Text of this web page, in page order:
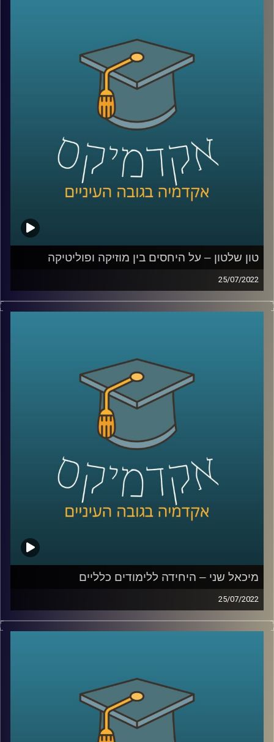
בפרק הזה התארח עו"ד דן חי, מומחה לדיני פרטיות, סייבר
ודיגיטל ומרצה הקורס פרטיות בעידן הדיגיטל לדבר על
לשיחה עם עו"ד דן חי על הזכות להישכח – לחצו כאן
לשיחה עם עו"ד דן חי על הזכות לפרסום – לחצו כאן
קרדיט תמונות:AudioVersity
טון שלטון – על היחסים בין מוזיקה ופוליטיקה
25/07/2022
מוזיקה, ככל אומנות, לא נוצרת בריק ומושפעת מהתרבות
והסביבה בה חיים יוצריה.
"טון שלטון" בו ידונו הסטודנטים ביחסים שבין מוזיקה
לפוליטיקה. קשר עמוק בהרבה משניתן לחשוב.
האזינו לשיחה עם מיכאל שני, מרצה הקורס.
לשיחה עם מיכאל שני על "המוזיקה של יוהן סבסטיאן באך"
ו"מאופרה לטלנובלה" – לחצו כאן
קרדיט תמונות:AudioVersity
מיכאל שני – היחידה ללימודים כלליים
25/07/2022
מיכאל שני, ניצח על התזמורות המפורסמות במדינה. בימים אלו
הוא מלמד באוניברסיטת רייכמן שלושה קורסים הקשורים
של יוהן סבסטיאן באך" ו"אהבה, בגידה, קנאה ונקמה –
מאופרה לטלנובלה". וגם, איך באמצעות שיחה על הנושאים
האלו מפתח מיכאל שני אצל הסטודנטים בכיתתו חשיבה